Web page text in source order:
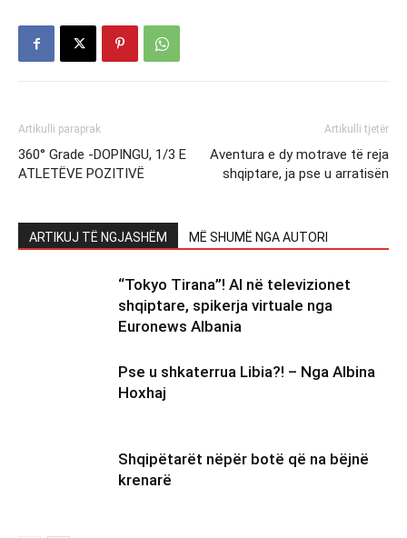
Artikulli paraprak
360° Grade -DOPINGU, 1/3 E
ATLETËVE POZITIVË
Artikulli tjetër
Aventura e dy motrave të reja
shqiptare, ja pse u arratisën
ARTIKUJ TË NGJASHËM MË SHUMË NGA AUTORI
“Tokyo Tirana”! AI në televizionet
shqiptare, spikerja virtuale nga
Euronews Albania
Pse u shkaterrua Libia?! – Nga Albina
Hoxhaj
Shqipëtarët nëpër botë që na bëjnë
krenarë